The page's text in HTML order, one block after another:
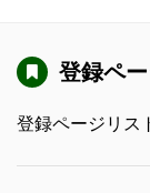
登録ペ
登録ページリス